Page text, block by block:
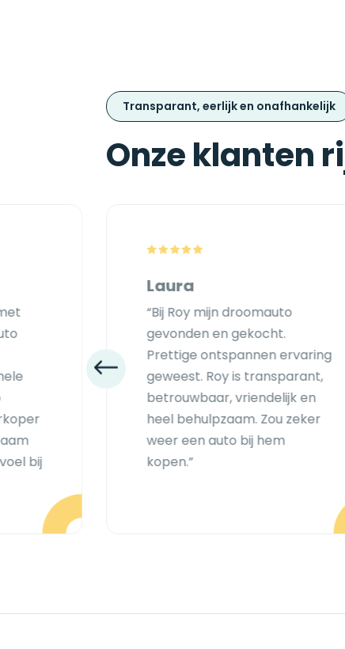
Transparant, eerlijk en onafhankelijk
Onze klanten
bij
Laura
“Bij Roy mijn droomauto
gevonden en gekocht.
Prettige ontspannen ervaring
geweest. Roy is transparant,
betrouwbaar, vriendelijk en
heel behulpzaam. Zou zeker
weer een auto bij hem
kopen.”